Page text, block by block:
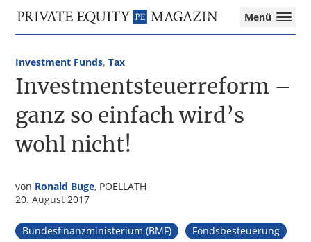
Hauptnavigation
Inhalt
Private
Equity
Das
für
die
Private
Equity-
Branche
–
Investment
I
M&A
Tax
Menü
Investmentsteuerreform –
ganz so einfach wird’s
wohl nicht!
Investment Funds,Tax
von Ronald Buge, POELLATH
20. August 2017
Bundesfinanzministerium (BMF)
Fondsbesteuerung